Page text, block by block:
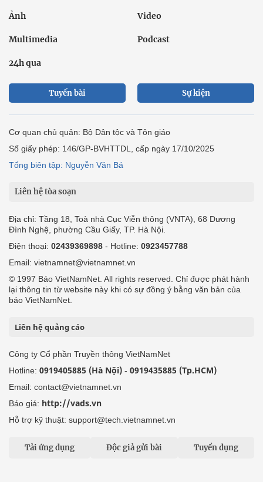
Ảnh Video
Multimedia Podcast
24h qua
Tuyến bài Sự kiện
Cơ quan chủ quản: Bộ Dân tộc và Tôn giáo
Số giấy phép: 146/GP-BVHTTDL, cấp ngày 17/10/2025
Tổng biên tập: Nguyễn Văn Bá
Liên hệ tòa soạn
Địa chỉ: Tầng 18, Toà nhà Cục Viễn thông (VNTA), 68 Dương
Đình Nghệ, phường Cầu Giấy, TP. Hà Nội.
Điện thoại: 02439369898 - Hotline: 0923457788
Email: vietnamnet@vietnamnet.vn
© 1997 Báo VietNamNet. All rights reserved. Chỉ được phát hành
lại thông tin từ website này khi có sự đồng ý bằng văn bản của
báo VietNamNet.
Liên hệ quảng cáo
Công ty Cổ phần Truyền thông VietNamNet
Hotline: 0919405885 (Hà Nội) - 0919435885 (Tp.HCM)
Email: contact@vietnamnet.vn
Báo giá: http://vads.vn
Hỗ trợ kỹ thuật: support@tech.vietnamnet.vn
Tải ứng dụng Độc giả gửi bài Tuyển dụng